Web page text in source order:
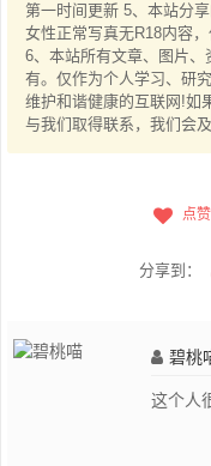
第一时间更新 5、本站分
女性正常写真无R18内容
6、本站所有文章、图片
有。仅作为个人学习、研
维护和谐健康的互联网!如
与我们取得联系，我们会
点赞
分享到：
碧桃
这个人